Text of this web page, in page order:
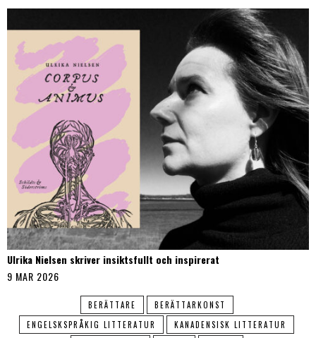
Ulrika Nielsen skriver insiktsfullt och inspirerat
9 MAR 2026
BERÄTTARE
BERÄTTARKONST
ENGELSKSPRÅKIG LITTERATUR
KANADENSISK LITTERATUR